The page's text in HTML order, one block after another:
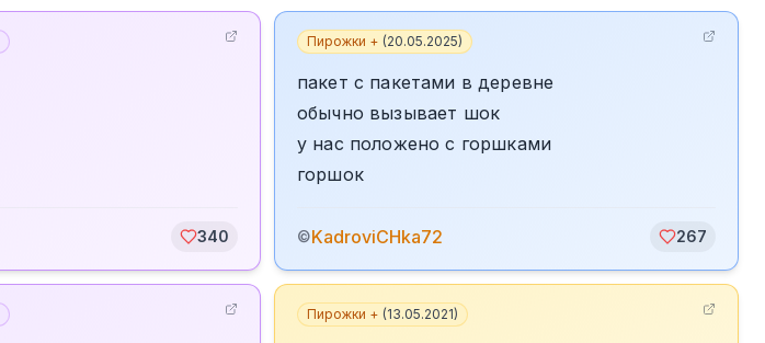
340
Пирожки + (20.05.2025)
пакет с пакетами в деревне
обычно вызывает шок
у нас положено с горшками
горшок
©KadroviCHka72 267
Пирожки + (13.05.2021)